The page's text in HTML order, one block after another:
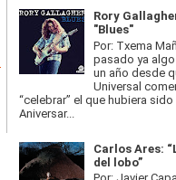
Rory
"Blues"
Por: Txema
pasado ya
un año desde
Universal
“celebrar” el que hubiera sido
Aniversar...
Carlos Ares:
del lobo”